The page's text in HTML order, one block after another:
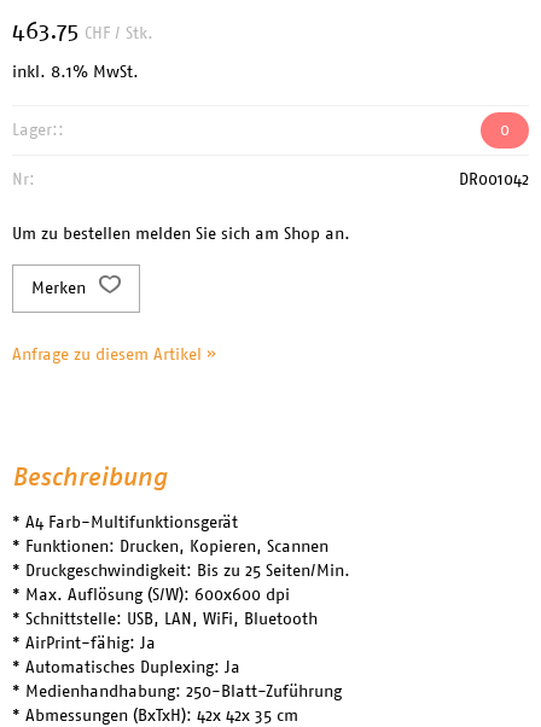
463.75 CHF / Stk.
inkl. 8.1% MwSt.
Lager:: 0
Nr: DR001042
Um zu bestellen melden Sie sich am Shop an.
Merken
Anfrage zu diesem Artikel »
Beschreibung
* A4 Farb-Multifunktionsgerät
* Funktionen: Drucken, Kopieren, Scannen
* Druckgeschwindigkeit: Bis zu 25 Seiten/Min.
* Max. Auflösung (S/W): 600x600 dpi
* Schnittstelle: USB, LAN, WiFi, Bluetooth
* AirPrint-fähig: Ja
* Automatisches Duplexing: Ja
* Medienhandhabung: 250-Blatt-Zuführung
* Abmessungen (BxTxH): 42x 42x 35 cm